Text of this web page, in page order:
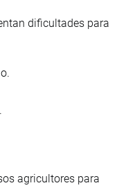
dificultades para
agricultores para